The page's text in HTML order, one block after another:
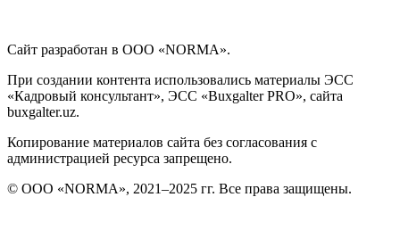
Сайт разработан в ООО «NORMA».
При создании контента использовались материалы ЭСС
«Кадровый консультант», ЭСС «Buxgalter PRO», сайта
buxgalter.uz.
Копирование материалов сайта без согласования с
администрацией ресурса запрещено.
© ООО «NORMA», 2021–2025 гг. Все права защищены.